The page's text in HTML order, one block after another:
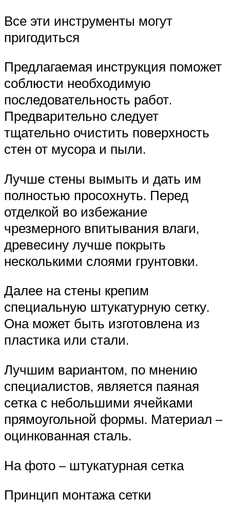
Все эти инструменты могут
пригодиться
Предлагаемая инструкция поможет
соблюсти необходимую
последовательность работ.
Предварительно следует
тщательно очистить поверхность
стен от мусора и пыли.
Лучше стены вымыть и дать им
полностью просохнуть. Перед
отделкой во избежание
чрезмерного впитывания влаги,
древесину лучше покрыть
несколькими слоями грунтовки.
Далее на стены крепим
специальную штукатурную сетку.
Она может быть изготовлена из
пластика или стали.
Лучшим вариантом, по мнению
специалистов, является паяная
сетка с небольшими ячейками
прямоугольной формы. Материал –
оцинкованная сталь.
На фото – штукатурная сетка
Принцип монтажа сетки